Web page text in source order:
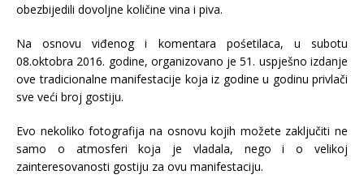
obezbijedili dovoljne količine vina i piva.
Na osnovu viđenog i komentara pośetilaca, u subotu
08.oktobra 2016. godine, organizovano je 51. uspješno izdanje
ove tradicionalne manifestacije koja iz godine u godinu privlači
sve veći broj gostiju.
Evo nekoliko fotografija na osnovu kojih možete zaključiti ne
samo o atmosferi koja je vladala, nego i o velikoj
zainteresovanosti gostiju za ovu manifestaciju.